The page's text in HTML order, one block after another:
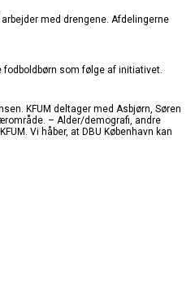
med drengene. Afdelingerne
som følge af initiativet.
KFUM deltager med Asbjørn, Søren
– Alder/demografi, andre
Vi håber, at DBU København kan